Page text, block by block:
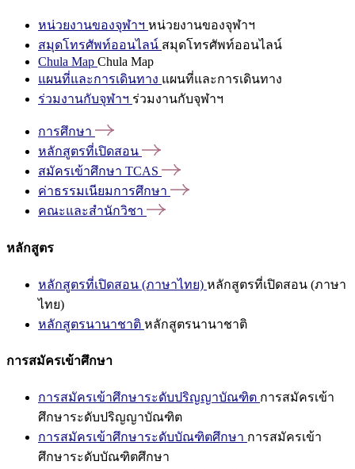
หน่วยงานของจุฬาฯ หน่วยงานของจุฬาฯ
สมุดโทรศัพท์ออนไลน์ สมุดโทรศัพท์ออนไลน์
Chula Map Chula Map
แผนที่และการเดินทาง แผนที่และการเดินทาง
ร่วมงานกับจุฬาฯ ร่วมงานกับจุฬาฯ
การศึกษา
หลักสูตรที่เปิดสอน
สมัครเข้าศึกษา TCAS
ค่าธรรมเนียมการศึกษา
คณะและสำนักวิชา
หลักสูตร
หลักสูตรที่เปิดสอน (ภาษาไทย) หลักสูตรที่เปิดสอน (ภาษา
ไทย)
หลักสูตรนานาชาติ หลักสูตรนานาชาติ
การสมัครเข้าศึกษา
การสมัครเข้าศึกษาระดับปริญญาบัณฑิต การสมัครเข้า
ศึกษาระดับปริญญาบัณฑิต
การสมัครเข้าศึกษาระดับบัณฑิตศึกษา การสมัครเข้า
ศึกษาระดับบัณฑิตศึกษา